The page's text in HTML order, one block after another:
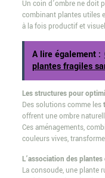
Un coin d’ombre ne doit
combinant plantes utiles
à la fois productif et
A lire également :
plantes fragiles
Les structures pour
Des solutions comme les
offrent une ombre
Ces aménagements,
couleurs vives,
L’association des
La consoude, une plante